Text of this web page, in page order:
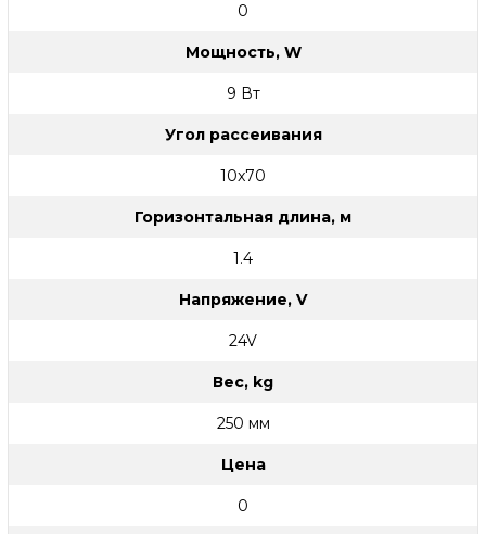
0
Мощность, W
9 Вт
Угол рассеивания
10x70
Горизонтальная длина, м
1.4
Напряжение, V
24V
Вес, kg
250 мм
Цена
0